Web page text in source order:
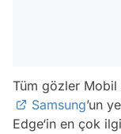
Tüm gözler Mobil
Samsung’un
Edge‘in en çok